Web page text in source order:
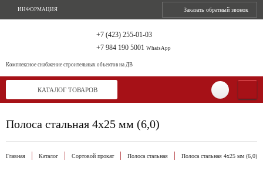
ИНФОРМАЦИЯ Заказать обратный звонок
Комплексное снабжение строительных объектов на ДВ
+7 (423) 255-01-03
+7 984 190 5001 WhatsApp
КАТАЛОГ ТОВАРОВ
Полоса стальная 4х25 мм (6,0)
Главная Каталог Сортовой прокат Полоса стальная Полоса стальная 4х25 мм (6,0)